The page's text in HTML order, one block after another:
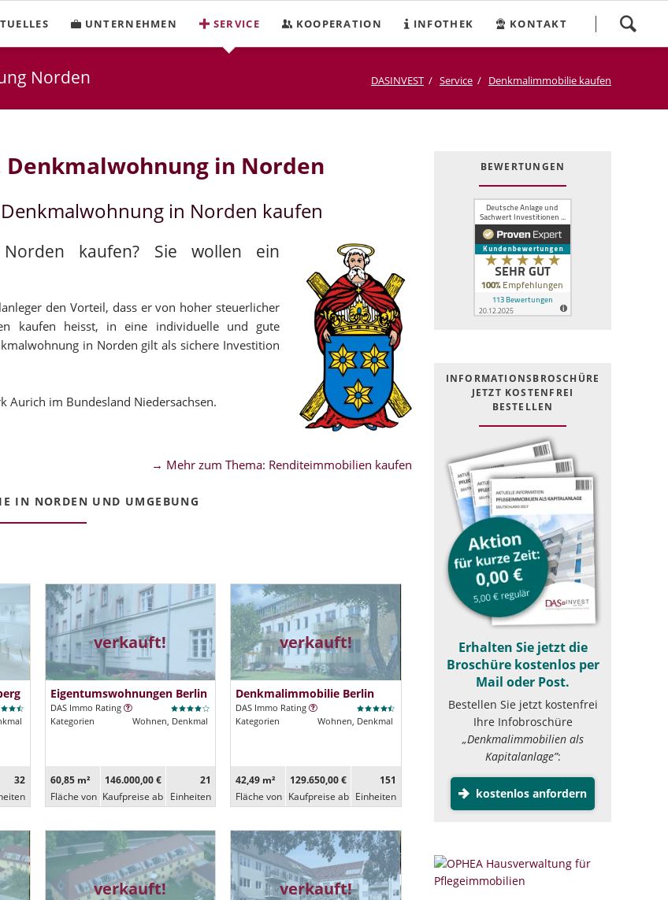
überspringen
UNTERNEHMEN SERVICE KOOPERATION INFOTHEK KONTAKT
Norden DASINVEST Service Denkmalimmobilie kaufen
in Norden
in Norden kaufen
kaufen? Sie wollen ein
den Vorteil, dass er von hoher steuerlicher
kaufen heisst, in eine individuelle und gute
in Norden gilt als sichere Investition
Aurich im Bundesland Niedersachsen.
→ Mehr zum Thema: Renditeimmobilien kaufen
IN NORDEN UND UMGEBUNG
32
verkauft!
Eigentumswohnungen Berlin
DAS Immo Rating
Kategorien
Wohnen, Denkmal
60,85 m²
Fläche von
146.000,00 €
Kaufpreise ab
21
Ein­heiten
verkauft!
Denkmalimmobilie Berlin
DAS Immo Rating
Kategorien
Wohnen, Denkmal
42,49 m²
Fläche von
129.650,00 €
Kaufpreise ab
151
Ein­heiten
verkauft! verkauft!
BEWERTUNGEN
INFOR­MATIONS­BROSCHÜRE
JETZT KOSTEN­FREI
BESTELLEN
Erhalten Sie jetzt die
Broschüre kostenlos per
Mail oder Post.
Bestellen Sie jetzt kostenfrei
Ihre Infobroschüre
„Denkmalimmobilien als
Kapitalanlage”:
kostenlos anfordern